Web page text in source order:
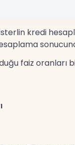
kredi
faiz oranları